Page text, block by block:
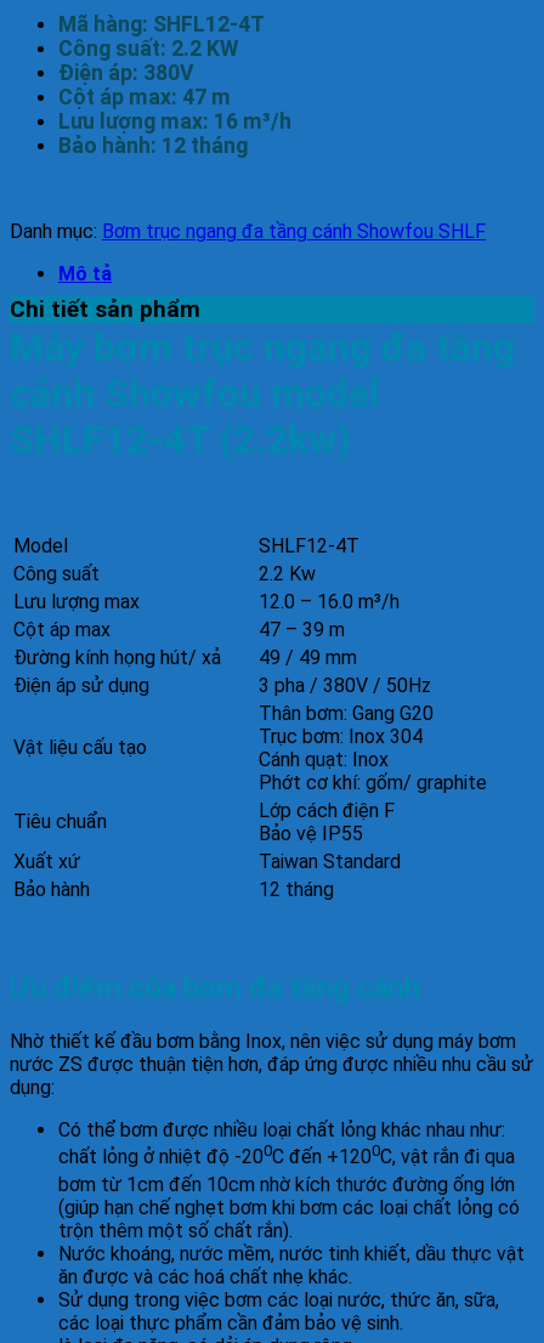
Mã hàng: SHFL12-4T
Công suất: 2.2 KW
Điện áp: 380V
Cột áp max: 47 m
Lưu lượng max: 16 m³/h
Bảo hành: 12 tháng
Danh mục: Bơm trục ngang đa tầng cánh Showfou SHLF
Mô tả
Chi tiết sản phẩm
Máy bơm trục ngang đa tầng
cánh Showfou model
SHLF12-4T (2.2kw)
Model
SHLF12-4T
Công suất
2.2 Kw
Lưu lượng max
12.0 – 16.0 m³/h
Cột áp max
47 – 39 m
Đường kính họng hút/ xả
49 / 49 mm
Điện áp sử dụng
3 pha / 380V / 50Hz
Vật liệu cấu tạo
Thân bơm: Gang G20
Trục bơm: Inox 304
Cánh quạt: Inox
Phớt cơ khí: gốm/ graphite
Tiêu chuẩn
Lớp cách điện F
Bảo vệ IP55
Xuất xứ
Taiwan Standard
Bảo hành
12 tháng
Ưu điểm của bơm đa tầng cánh
Nhờ thiết kế đầu bơm bằng Inox, nên việc sử dụng máy bơm
nước ZS được thuận tiện hơn, đáp ứng được nhiều nhu cầu sử
dụng:
Có thể bơm được nhiều loại chất lỏng khác nhau như:
chất lỏng ở nhiệt độ -200C đến +1200C, vật rắn đi qua
bơm từ 1cm đến 10cm nhờ kích thước đường ống lớn
(giúp hạn chế nghẹt bơm khi bơm các loại chất lỏng có
trộn thêm một số chất rắn).
Nước khoáng, nước mềm, nước tinh khiết, dầu thực vật
ăn được và các hoá chất nhẹ khác.
Sử dụng trong việc bơm các loại nước, thức ăn, sữa,
các loại thực phẩm cần đảm bảo vệ sinh.